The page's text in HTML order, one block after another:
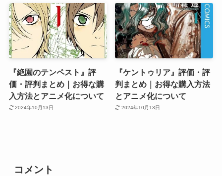
『絶園のテンペスト』評
価・評判まとめ｜お得な購
入方法とアニメ化について
2024年10月13日
『ケントゥリア』評価・評
判まとめ｜お得な購入方法
とアニメ化について
2024年10月13日
コメント